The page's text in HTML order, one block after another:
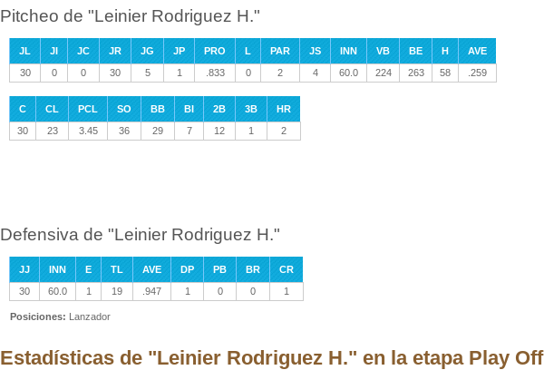
Pitcheo de "Leinier Rodriguez H."
JL JI JC JR JG JP PRO L PAR JS INN VB BE H
AVE
30
0 0 30 5 1 .833 0 2 4 60.0 224 263 58 .259
C CL PCL SO BB BI 2B 3B
HR
30
23 3.45 36 29 7 12 1 2
Defensiva de "Leinier Rodriguez H."
JJ INN E TL AVE DP PB BR
CR
30
60.0 1 19 .947 1 0 0 1
Posiciones: Lanzador
Estadísticas de "Leinier Rodriguez H." en la etapa Play Off